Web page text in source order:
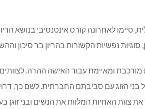
סיימו לאחרונה קורס אינטנסיבי בנושא
נפשיות הקשורות בהריון בר סיכון
מורכבת ומאיימת עבור האישה ההרה.
הזוג עם סביבתם החברתית. לשם כך,
את צוות האחיות המלוות את הנשים ובני